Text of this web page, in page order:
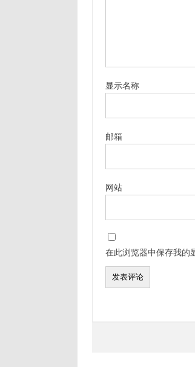
显示名称
邮箱
网站
在此浏览器中保存我的